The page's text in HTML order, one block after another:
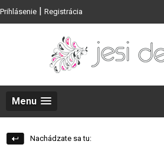
Prihlásenie | Registrácia
Menu
Nachádzate sa tu: